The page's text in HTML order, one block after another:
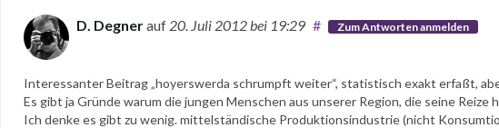
D. Degnerauf 20. Juli 2012bei 19:29 # Zum Antworten anmelden
Interessanter Beitrag „hoyerswerda schrumpft weiter“, statistisch exakt erfaßt,
Es gibt ja Gründe warum die jungen Menschen aus unserer Region, die seine
Ich denke es gibt zu wenig. mittelständische Produktionsindustrie (nicht